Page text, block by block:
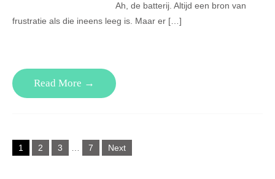
Ah, de batterij. Altijd een bron van
frustratie als die ineens leeg is. Maar er […]
Read More →
Posts
pagination
1 2 3 7 Next